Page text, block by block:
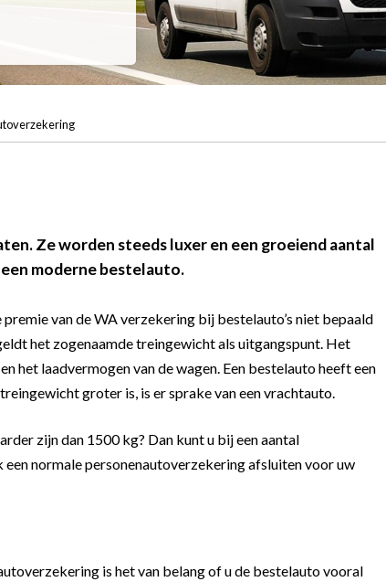
Ze worden steeds luxer en een groeiend aantal
moderne bestelauto.
van de WA verzekering bij bestelauto’s niet bepaald
het zogenaamde treingewicht als uitgangspunt. Het
het laadvermogen van de wagen. Een bestelauto heeft een
groter is, is er sprake van een vrachtauto.
zijn dan 1500 kg? Dan kunt u bij een aantal
normale personenautoverzekering afsluiten voor uw
is het van belang of u de bestelauto vooral